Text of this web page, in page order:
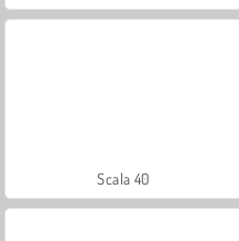
Scala 40